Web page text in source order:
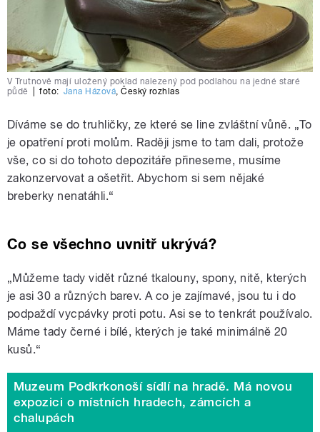
V Trutnově mají uložený poklad nalezený pod podlahou na jedné staré
půdě
foto: Jana Házová,Český rozhlas
Díváme se do truhličky, ze které se line zvláštní vůně. „To
je opatření proti molům. Raději jsme to tam dali, protože
vše, co si do tohoto depozitáře přineseme, musíme
zakonzervovat a ošetřit. Abychom si sem nějaké
breberky nenatáhli.“
Co se všechno uvnitř ukrývá?
„Můžeme tady vidět různé tkalouny, spony, nitě, kterých
je asi 30 a různých barev. A co je zajímavé, jsou tu i do
podpaždí vycpávky proti potu. Asi se to tenkrát používalo.
Máme tady černé i bílé, kterých je také minimálně 20
kusů.“
Muzeum Podkrkonoší sídlí na hradě. Má novou
expozici o místních hradech, zámcích a
chalupách